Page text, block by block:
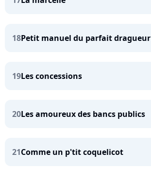
18Petit manuel du parfait dragueur
19Les concessions
20Les amoureux des bancs publics
21Comme un p'tit coquelicot